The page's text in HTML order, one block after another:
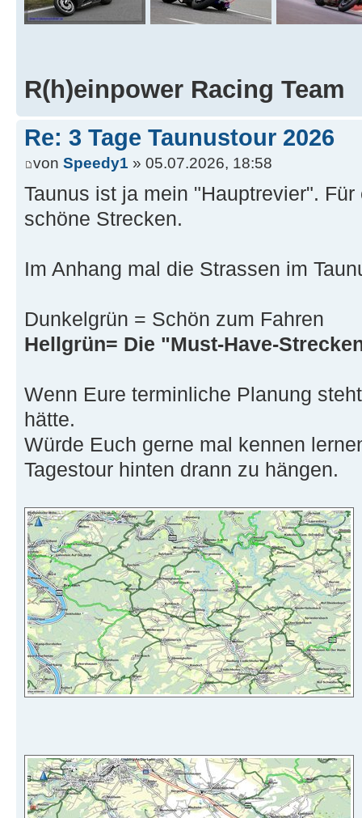
R(h)einpower Racing Team
Re: 3 Tage Taunustour 2026
von Speedy1 » 05.07.2026, 18:58
Taunus ist ja mein "Hauptrevier".
schöne Strecken.
Im Anhang mal die Strassen im
Dunkelgrün = Schön zum Fahren
Hellgrün= Die "Must-Have-
Wenn Eure terminliche Planung
hätte.
Würde Euch gerne mal kennen
Tagestour hinten drann zu hängen.